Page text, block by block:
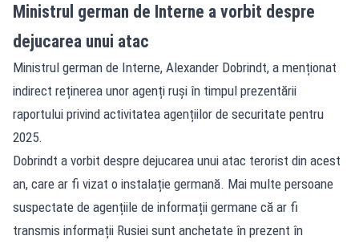
Ministrul german de Interne a vorbit despre
dejucarea unui atac
Ministrul german de Interne, Alexander Dobrindt, a menționat
indirect reținerea unor agenți ruși în timpul prezentării
raportului privind activitatea agențiilor de securitate pentru
2025.
Dobrindt a vorbit despre dejucarea unui atac terorist din acest
an, care ar fi vizat o instalație germană. Mai multe persoane
suspectate de agențiile de informații germane că ar fi
transmis informații Rusiei sunt anchetate în prezent în